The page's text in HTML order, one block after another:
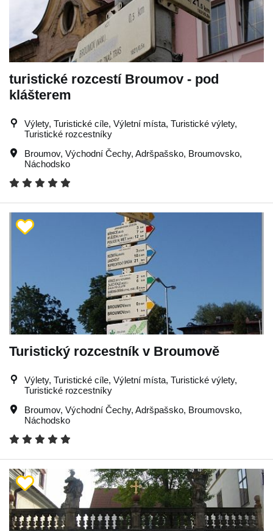
turistické rozcestí Broumov - pod
klášterem
Výlety, Turistické cíle, Výletní místa, Turistické výlety,
Turistické rozcestníky
Broumov, Východní Čechy, Adršpašsko, Broumovsko,
Náchodsko
Turistický rozcestník v Broumově
Výlety, Turistické cíle, Výletní místa, Turistické výlety,
Turistické rozcestníky
Broumov, Východní Čechy, Adršpašsko, Broumovsko,
Náchodsko